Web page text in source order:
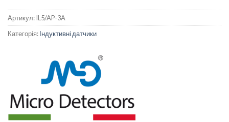
Артикул:IL5/AP-3A
Категорія:Індуктивні датчики